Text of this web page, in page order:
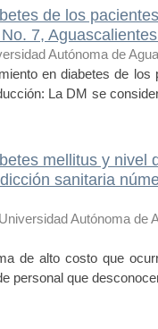
de los
7,
Autónoma de
en diabetes de
La DM se
mellitus y nivel
sanitaria
Universidad Autónoma de
de alto costo que
personal que